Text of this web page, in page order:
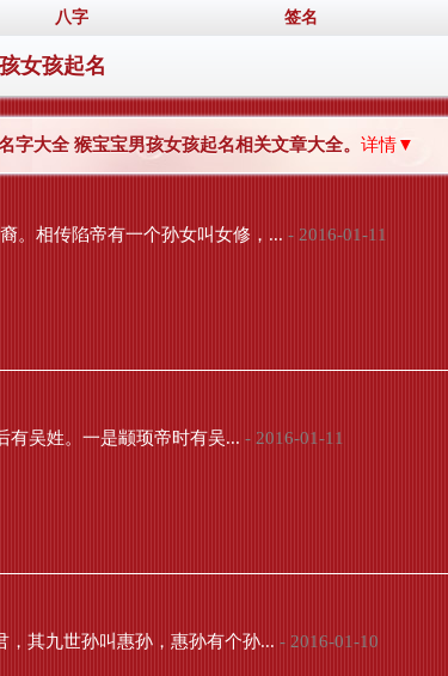
八字 签名
女孩起名
大全 猴宝宝男孩女孩起名相关文章大全。 详情▼
。相传陷帝有一个孙女叫女修，... - 2016-01-11
有吴姓。一是颛顼帝时有吴... - 2016-01-11
其九世孙叫惠孙，惠孙有个孙... - 2016-01-10